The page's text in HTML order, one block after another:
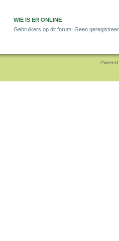
WIE IS ER ONLINE
Gebruikers op dit forum: Geen